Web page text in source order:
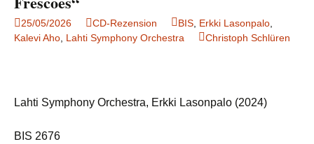
25/05/2026 CD-Rezension BIS Erkki Lasonpalo
Kalevi Aho Lahti Symphony Orchestra Christoph Schlüren
Lahti Symphony Orchestra, Erkki Lasonpalo (2024)
BIS 2676